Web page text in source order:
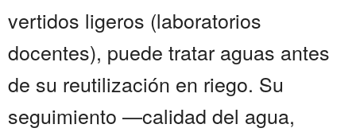
vertidos ligeros (laboratorios
docentes), puede tratar aguas antes
de su reutilización en riego. Su
seguimiento —calidad del agua,